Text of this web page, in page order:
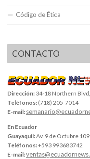
Código de Ética
CONTACTO
Dirección: 34-18 Northern
Teléfonos: (718) 205-7014
E-mail:
En Ecuador
Guayaquil:Av. 9 de Octubre
Teléfonos:+593 993683742
E-mail: